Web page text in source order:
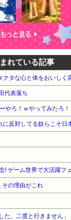
れている記事
代表落ち
やろ！ｗやってみたろ！
! ゲーム世界で大活躍フ
その理由がこれ
。二度と行きません」